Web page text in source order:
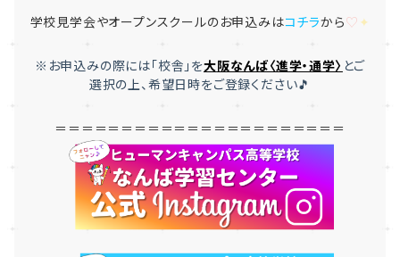
学校見学会やオープンスクールのお申込みはコチラから♡ ✦
※お申込みの際には「校舎」を大阪なんば〈進学・通学〉 とご
選択の上、希望日時をご登録ください🎵
＝＝＝＝＝＝＝＝＝＝＝＝＝＝＝＝＝＝＝＝＝＝